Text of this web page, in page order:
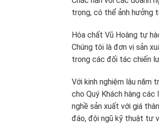
trọng, có thể ảnh hưởng
Hóa chất Vũ Hoàng tự
Chúng tôi là đơn vị sản
trong các đối tác chiến
Với kinh nghiệm lâu năm
cho Quý Khách hàng
nghề sản xuất với giá
đáo, đội ngũ kỹ thuật tư